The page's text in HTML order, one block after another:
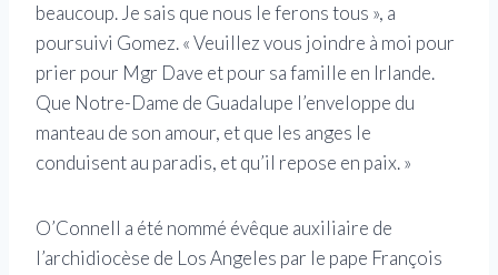
beaucoup. Je sais que nous le ferons tous », a
poursuivi Gomez. « Veuillez vous joindre à moi pour
prier pour Mgr Dave et pour sa famille en Irlande.
Que Notre-Dame de Guadalupe l’enveloppe du
manteau de son amour, et que les anges le
conduisent au paradis, et qu’il repose en paix. »
O’Connell a été nommé évêque auxiliaire de
l’archidiocèse de Los Angeles par le pape François